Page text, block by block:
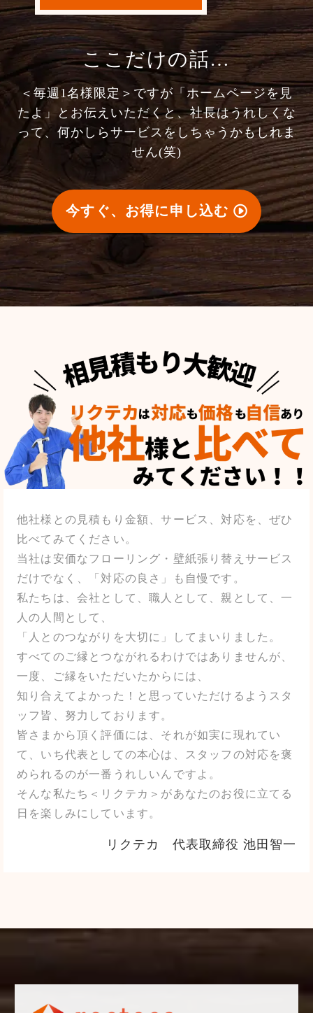
ここだけの話…
＜毎週1名様限定＞ですが「ホームページを見
たよ」とお伝えいただくと、社長はうれしくな
って、何かしらサービスをしちゃうかもしれま
せん(笑)
今すぐ、お得に申し込む
他社様との見積もり金額、サービス、対応を、ぜひ
比べてみてください。
当社は安価なフローリング・壁紙張り替えサービス
だけでなく、「対応の良さ」も自慢です。
私たちは、会社として、職人として、親として、一
人の人間として、
「人とのつながりを大切に」してまいりました。
すべてのご縁とつながれるわけではありませんが、
一度、ご縁をいただいたからには、
知り合えてよかった！と思っていただけるようスタ
ッフ皆、努力しております。
皆さまから頂く評価には、それが如実に現れてい
て、いち代表としての本心は、スタッフの対応を褒
められるのが一番うれしいんですよ。
そんな私たち＜リクテカ＞があなたのお役に立てる
日を楽しみにしています。
リクテカ 代表取締役 池田智一